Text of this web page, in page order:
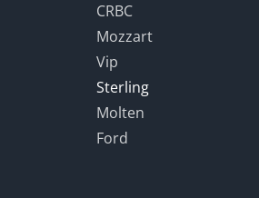
CRBC
Mozzart
Vip
Sterling
Molten
Ford